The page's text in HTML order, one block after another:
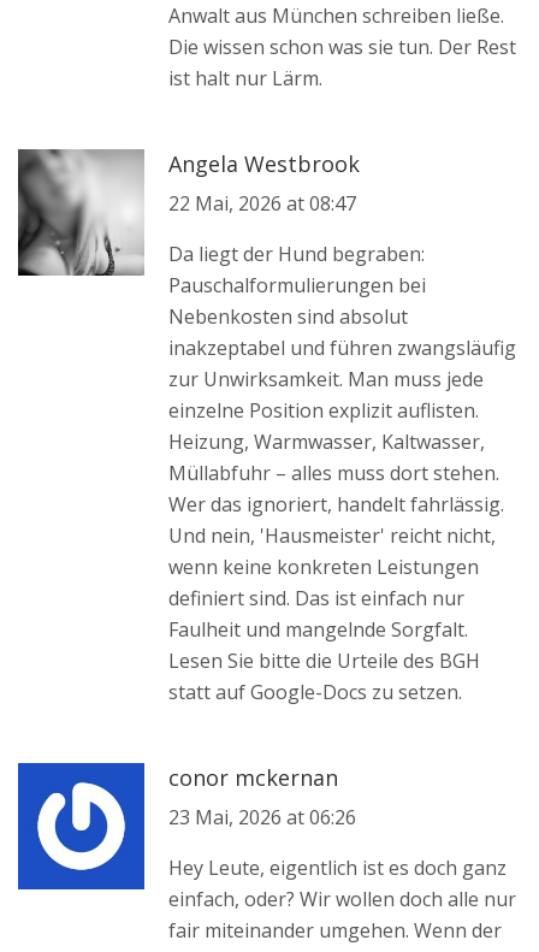
Anwalt aus München schreiben ließe.
Die wissen schon was sie tun. Der Rest
ist halt nur Lärm.
Angela Westbrook
22 Mai, 2026 at 08:47
Da liegt der Hund begraben:
Pauschalformulierungen bei
Nebenkosten sind absolut
inakzeptabel und führen zwangsläufig
zur Unwirksamkeit. Man muss jede
einzelne Position explizit auflisten.
Heizung, Warmwasser, Kaltwasser,
Müllabfuhr – alles muss dort stehen.
Wer das ignoriert, handelt fahrlässig.
Und nein, 'Hausmeister' reicht nicht,
wenn keine konkreten Leistungen
definiert sind. Das ist einfach nur
Faulheit und mangelnde Sorgfalt.
Lesen Sie bitte die Urteile des BGH
statt auf Google-Docs zu setzen.
conor mckernan
23 Mai, 2026 at 06:26
Hey Leute, eigentlich ist es doch ganz
einfach, oder? Wir wollen doch alle nur
fair miteinander umgehen. Wenn der